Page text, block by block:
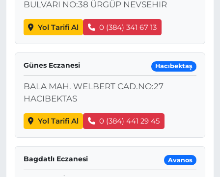
BULVARI NO:38 ÜRGÜP NEVSEHIR
Yol Tarifi Al 0 (384) 341 67 13
Günes Eczanesi Hacıbektaş
BALA MAH. WELBERT CAD.NO:27
HACIBEKTAS
Yol Tarifi Al 0 (384) 441 29 45
Bagdatlı Eczanesi Avanos